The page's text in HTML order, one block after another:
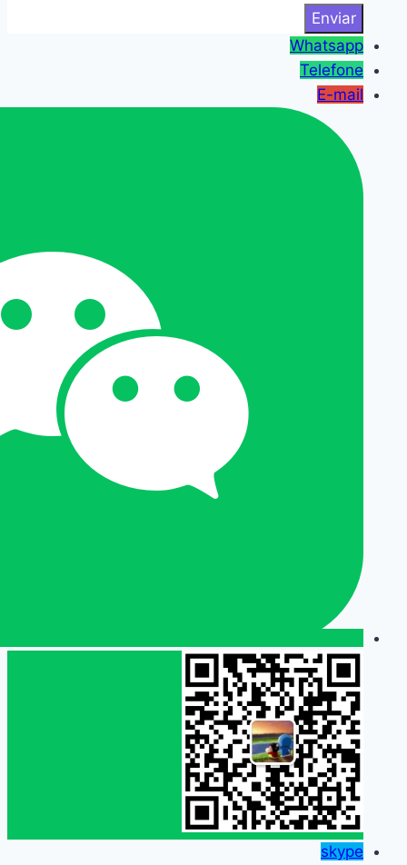
Whatsapp
Telefone
E-mail
skype